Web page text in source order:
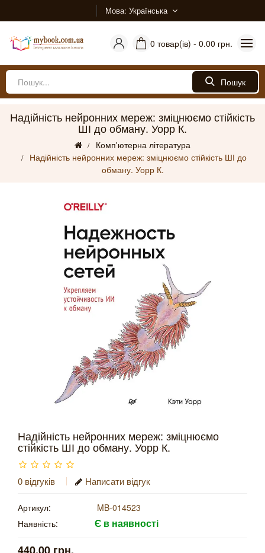
Мова Українська
0 товар(ів) - 0.00 грн.
Пошук
Надійність нейронних мереж: зміцнюємо стійкість
ШІ до обману. Уорр К.
Комп'ютерна література
Надійність нейронних мереж: зміцнюємо стійкість ШІ до
обману. Уорр К.
Надійність нейронних мереж: зміцнюємо
стійкість ШІ до обману. Уорр К.
0 відгуків Написати відгук
Артикул:
MB-014523
Наявність:
Є в наявності